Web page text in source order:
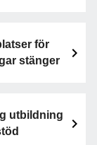
för
stänger
utbildning